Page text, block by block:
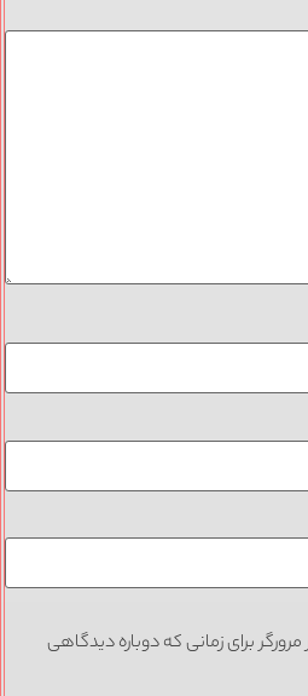
برای زمانی که دوباره دیدگاهی